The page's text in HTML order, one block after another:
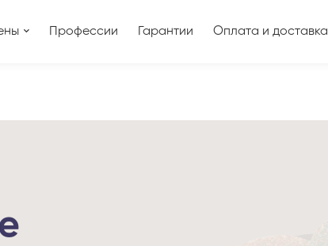
Профессии Гарантии Оплата и доставка